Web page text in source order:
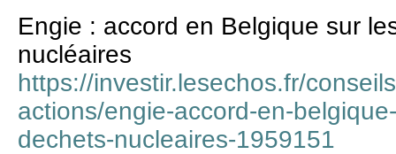
Engie : accord en Belgique sur
nucléaires
https://investir.lesechos.fr/
actions/engie-accord-en-
dechets-nucleaires-1959151